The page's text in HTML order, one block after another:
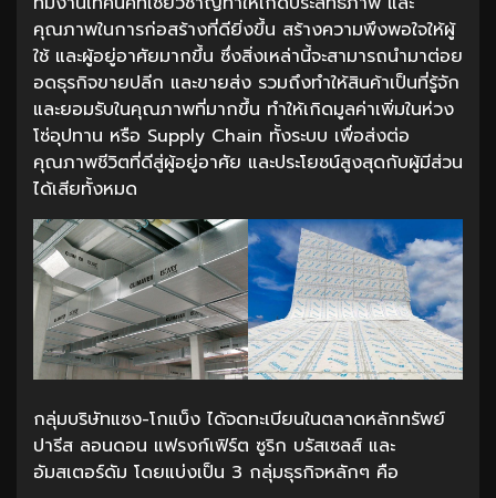
คุณภาพในการก่อสร้างที่ดียิ่งขึ้น สร้างความพึงพอใจให้ผู้
ใช้ และผู้อยู่อาศัยมากขึ้น ซึ่งสิ่งเหล่านี้จะสามารถนำมาต่อย
อดธุรกิจขายปลีก และขายส่ง รวมถึงทำให้สินค้าเป็นที่รู้จัก
และยอมรับในคุณภาพที่มากขึ้น ทำให้เกิดมูลค่าเพิ่มในห่วง
โซ่อุปทาน หรือ Supply Chain ทั้งระบบ เพื่อส่งต่อ
คุณภาพชีวิตที่ดีสู่ผู้อยู่อาศัย และประโยชน์สูงสุดกับผู้มีส่วน
ได้เสียทั้งหมด
กลุ่มบริษัทแซง-โกแบ็ง ได้จดทะเบียนในตลาดหลักทรัพย์
ปารีส ลอนดอน แฟรงก์เฟิร์ต ซูริก บรัสเซลส์ และ
อัมสเตอร์ดัม โดยแบ่งเป็น 3 กลุ่มธุรกิจหลักๆ คือ